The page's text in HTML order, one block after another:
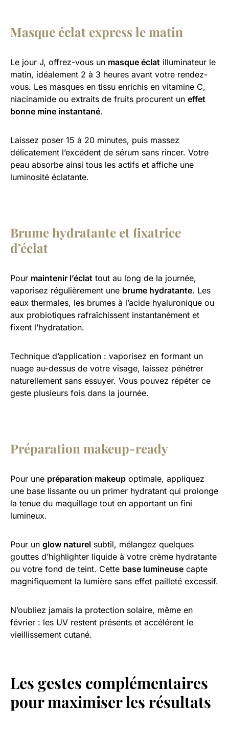
Masque éclat express le matin
Le jour J, offrez-vous un masque éclat illuminateur le
matin, idéalement 2 à 3 heures avant votre rendez-
vous. Les masques en tissu enrichis en vitamine C,
niacinamide ou extraits de fruits procurent un effet
bonne mine instantané.
Laissez poser 15 à 20 minutes, puis massez
délicatement l’excédent de sérum sans rincer. Votre
peau absorbe ainsi tous les actifs et affiche une
luminosité éclatante.
Brume hydratante et fixatrice
d’éclat
Pour maintenir l’éclat tout au long de la journée,
vaporisez régulièrement une brume hydratante. Les
eaux thermales, les brumes à l’acide hyaluronique ou
aux probiotiques rafraîchissent instantanément et
fixent l’hydratation.
Technique d’application : vaporisez en formant un
nuage au-dessus de votre visage, laissez pénétrer
naturellement sans essuyer. Vous pouvez répéter ce
geste plusieurs fois dans la journée.
Préparation makeup-ready
Pour une préparation makeup optimale, appliquez
une base lissante ou un primer hydratant qui prolonge
la tenue du maquillage tout en apportant un fini
lumineux.
Pour un glow naturel subtil, mélangez quelques
gouttes d’highlighter liquide à votre crème hydratante
ou votre fond de teint. Cette base lumineuse capte
magnifiquement la lumière sans effet pailleté excessif.
N’oubliez jamais la protection solaire, même en
février : les UV restent présents et accélérent le
vieillissement cutané.
Les gestes complémentaires
pour maximiser les résultats